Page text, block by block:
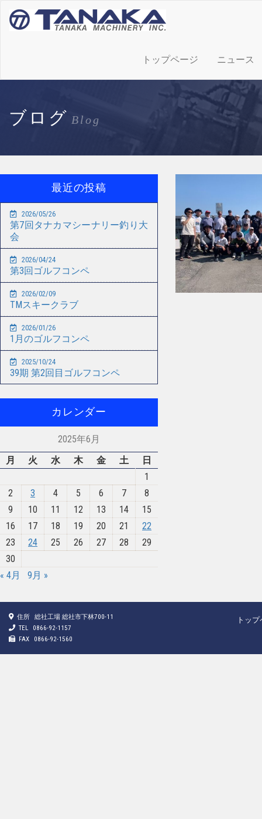
トップページ ニュース
ブログ Blog
最近の投稿
2026/05/26
第7回タナカマシーナリー釣り大
会
2026/04/24
第3回ゴルフコンペ
2026/02/09
TMスキークラブ
2026/01/26
1月のゴルフコンペ
2025/10/24
39期 第2回目ゴルフコンペ
カレンダー
2025年6月
月
火 水 木 金 土
日
1
2
3 4 5 6 7
8
9
10 11 12 13 14
15
16
17 18 19 20 21
22
23
24 25 26 27 28
29
30
« 4月
9月 »
住所
総社工場 総社市下林700-11
TEL
0866-92-1157
FAX
0866-92-1560
トッ